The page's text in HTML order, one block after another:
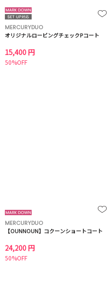
MERCURYDUO
オリジナルロービングチェックPコート
15,400 円
50%OFF
MERCURYDUO
【OUNNOUN】コクーンショートコート
24,200 円
50%OFF